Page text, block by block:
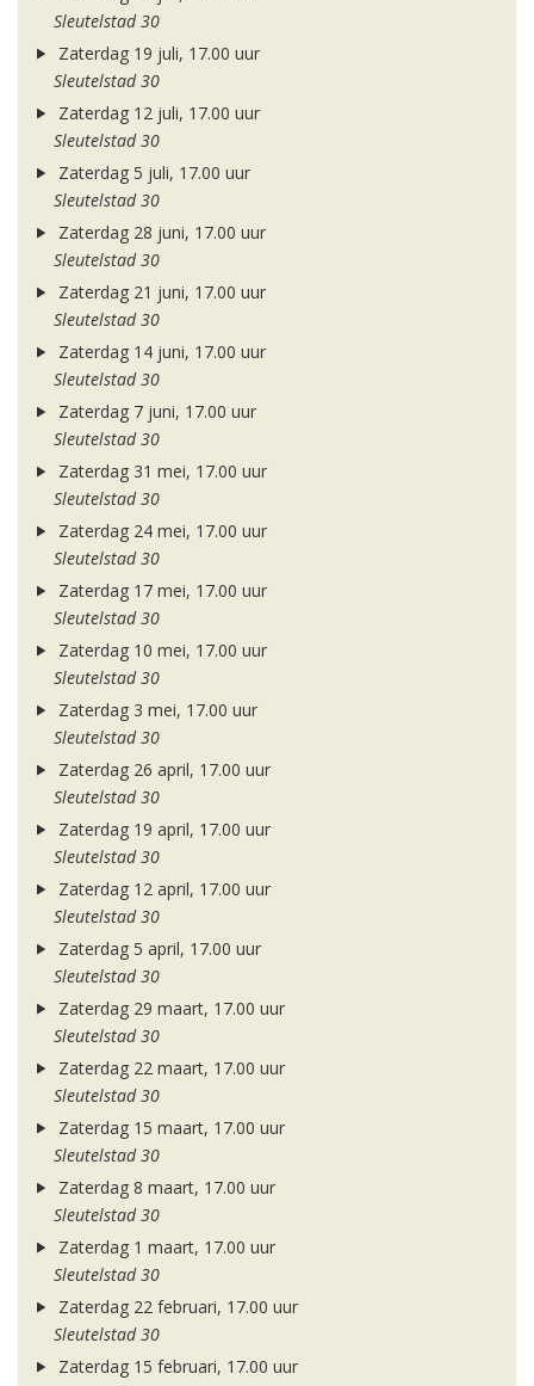
Sleutelstad 30
Zaterdag 19 juli, 17.00 uur
Sleutelstad 30
Zaterdag 12 juli, 17.00 uur
Sleutelstad 30
Zaterdag 5 juli, 17.00 uur
Sleutelstad 30
Zaterdag 28 juni, 17.00 uur
Sleutelstad 30
Zaterdag 21 juni, 17.00 uur
Sleutelstad 30
Zaterdag 14 juni, 17.00 uur
Sleutelstad 30
Zaterdag 7 juni, 17.00 uur
Sleutelstad 30
Zaterdag 31 mei, 17.00 uur
Sleutelstad 30
Zaterdag 24 mei, 17.00 uur
Sleutelstad 30
Zaterdag 17 mei, 17.00 uur
Sleutelstad 30
Zaterdag 10 mei, 17.00 uur
Sleutelstad 30
Zaterdag 3 mei, 17.00 uur
Sleutelstad 30
Zaterdag 26 april, 17.00 uur
Sleutelstad 30
Zaterdag 19 april, 17.00 uur
Sleutelstad 30
Zaterdag 12 april, 17.00 uur
Sleutelstad 30
Zaterdag 5 april, 17.00 uur
Sleutelstad 30
Zaterdag 29 maart, 17.00 uur
Sleutelstad 30
Zaterdag 22 maart, 17.00 uur
Sleutelstad 30
Zaterdag 15 maart, 17.00 uur
Sleutelstad 30
Zaterdag 8 maart, 17.00 uur
Sleutelstad 30
Zaterdag 1 maart, 17.00 uur
Sleutelstad 30
Zaterdag 22 februari, 17.00 uur
Sleutelstad 30
Zaterdag 15 februari, 17.00 uur